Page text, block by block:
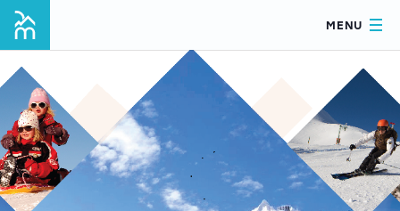
MENU